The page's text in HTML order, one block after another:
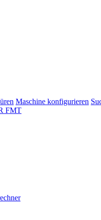
Maschine konfigurieren
FMT